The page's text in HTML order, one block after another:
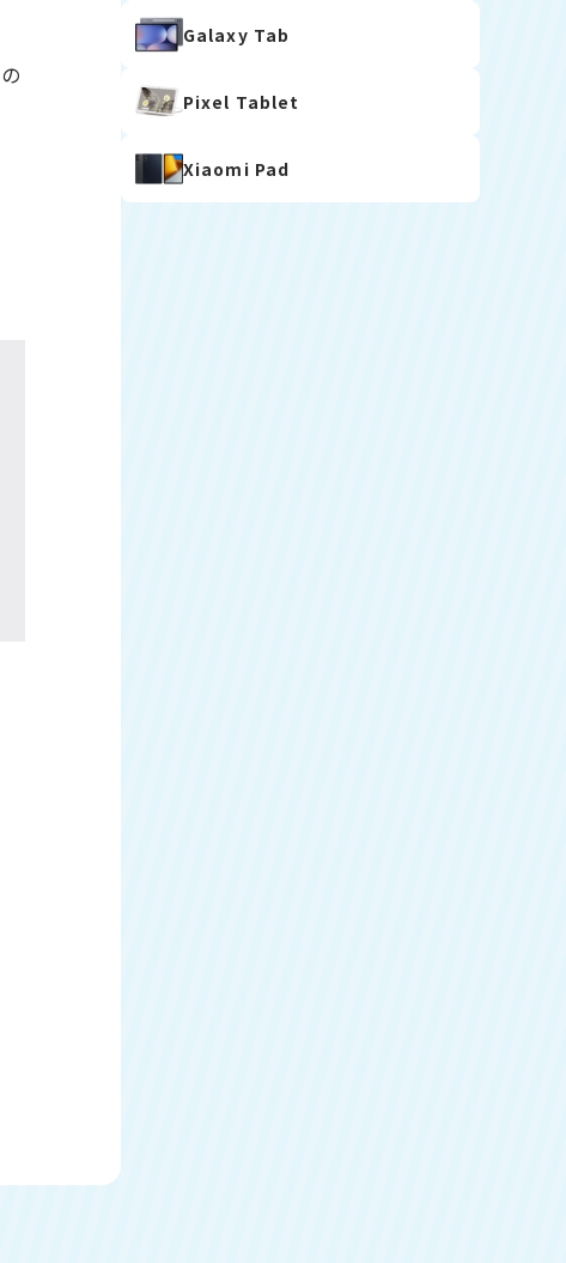
Galaxy Tab
Pixel Tablet
Xiaomi Pad